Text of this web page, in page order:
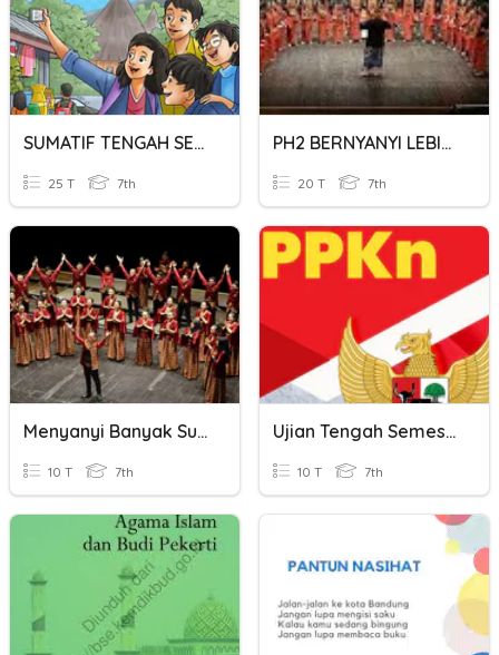
SUMATIF TENGAH SEMESTER
25 T 7th
PH2 BERNYANYI LEBIH DARI SATU SUARA
20 T 7th
Menyanyi Banyak Suara Kelas 7
10 T 7th
Ujian Tengah Semester PKN 7 SMP
10 T 7th